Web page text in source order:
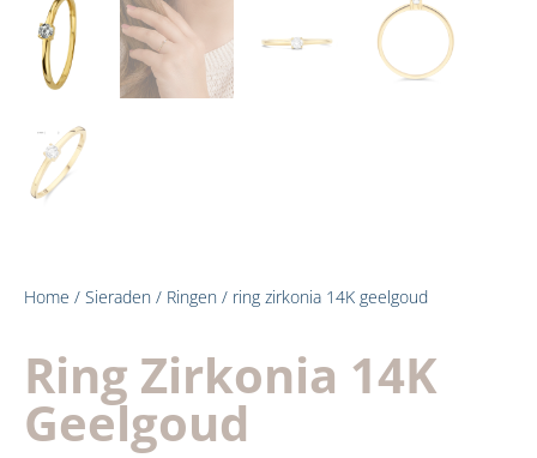
Home / Sieraden / Ringen / ring zirkonia 14K geelgoud
Ring Zirkonia 14K
Geelgoud